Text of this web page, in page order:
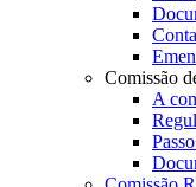
Comissão
A